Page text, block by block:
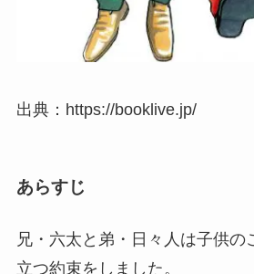
出典：https://booklive.jp/
あらすじ
兄・六太と弟・日々人は子供の
立つ約束をしました。